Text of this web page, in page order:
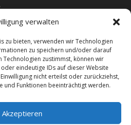
verwalten
zu bieten, verwenden wir Technologien
zu speichern und/oder darauf
Technologien zustimmst, können wir
eindeutige IDs auf dieser Website
nicht erteilst oder zurückziehst,
und Funktionen beeinträchtigt werden.
Akzeptieren
Impressum
Forenregeln
Consulting AVO UG | Alle